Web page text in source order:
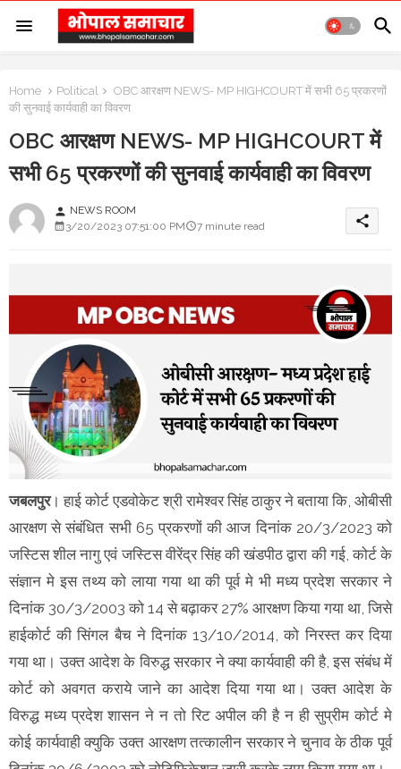
Home Political
OBC आरक्षण NEWS- MP HIGHCOURT में सभी 65 प्रकरणों
की सुनवाई कार्यवाही का विवरण
OBC आरक्षण NEWS- MP HIGHCOURT में
सभी 65 प्रकरणों की सुनवाई कार्यवाही का विवरण
person NEWS ROOM
3/20/2023 07:51:00 PM
7 minute read share
जबलपुर। हाई कोर्ट एडवोकेट श्री रामेश्वर सिंह ठाकुर ने बताया कि, ओबीसी
आरक्षण से संबंधित सभी 65 प्रकरणों की आज दिनांक 20/3/2023 को
जस्टिस शील नागु एवं जस्टिस वीरेंद्र सिंह की खंडपीठ द्वारा की गई, कोर्ट के
संज्ञान मे इस तथ्य को लाया गया था की पूर्व मे भी मध्य प्रदेश सरकार ने
दिनांक 30/3/2003 को 14 से बढ़ाकर 27% आरक्षण किया गया था, जिसे
हाईकोर्ट की सिंगल बैच ने दिनांक 13/10/2014, को निरस्त कर दिया
गया था। उक्त आदेश के विरुद्ध सरकार ने क्या कार्यवाही की है, इस संबंध में
कोर्ट को अवगत कराये जाने का आदेश दिया गया था। उक्त आदेश के
विरुद्ध मध्य प्रदेश शासन ने न तो रिट अपील की है न ही सुप्रीम कोर्ट मे
कोई कार्यवाही क्युकि उक्त आरक्षण तत्कालीन सरकार ने चुनाव के ठीक पूर्व